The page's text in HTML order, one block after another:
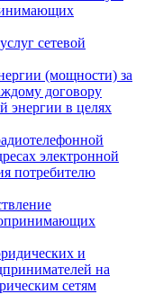
сетевой
(мощности) за
договору
энергии в целях
электронной
потребителю
и
на
сетям